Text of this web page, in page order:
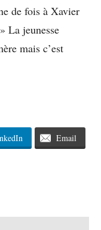
de fois à Xavier
La jeunesse
mais c’est
Email